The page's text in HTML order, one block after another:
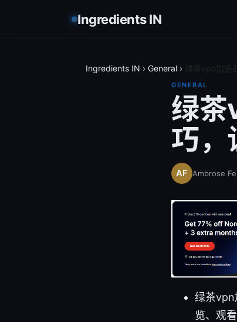
Ingredients IN
Ingredients IN › General ›
GENERAL
绿茶
巧，
Ambrose
绿茶vpn
览、观